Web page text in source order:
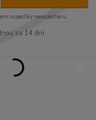
rozesílky newsletteru.
za 14 dní.